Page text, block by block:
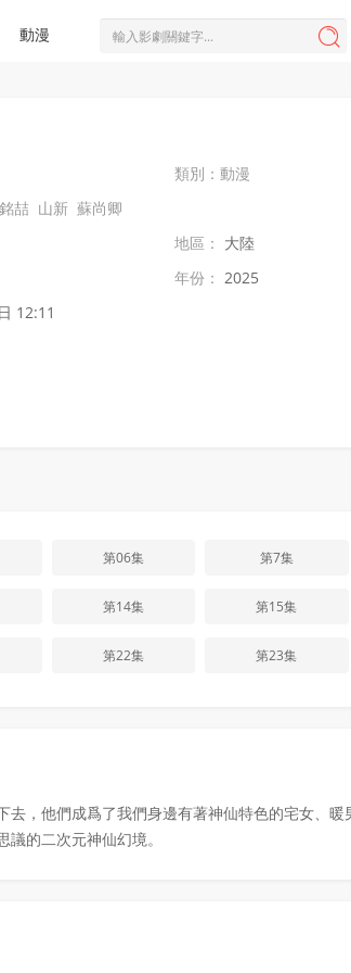
動漫 
類別： 動漫
喆 山新 蘇尚卿
地區： 大陸
年份： 2025
12:11
第06集 第7集
第14集 第15集
第22集 第23集
，他們成爲了我們身邊有著神仙特色的宅女、
的二次元神仙幻境。